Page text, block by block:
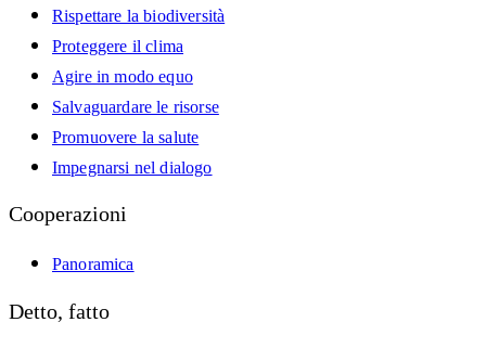
Rispettare la biodiversità
Proteggere il clima
Agire in modo equo
Salvaguardare le risorse
Promuovere la salute
Impegnarsi nel dialogo
Cooperazioni
Panoramica
Detto, fatto